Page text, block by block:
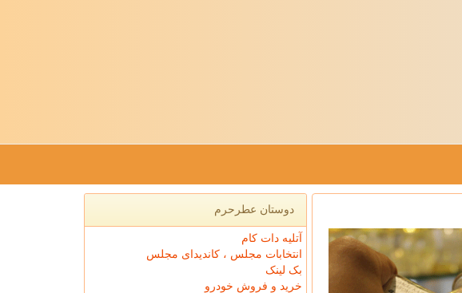
دوستان عطرحرم
آتلیه دات کام
انتخابات مجلس ، کاندیدای مجلس
بک لینک
خرید و فروش خودرو